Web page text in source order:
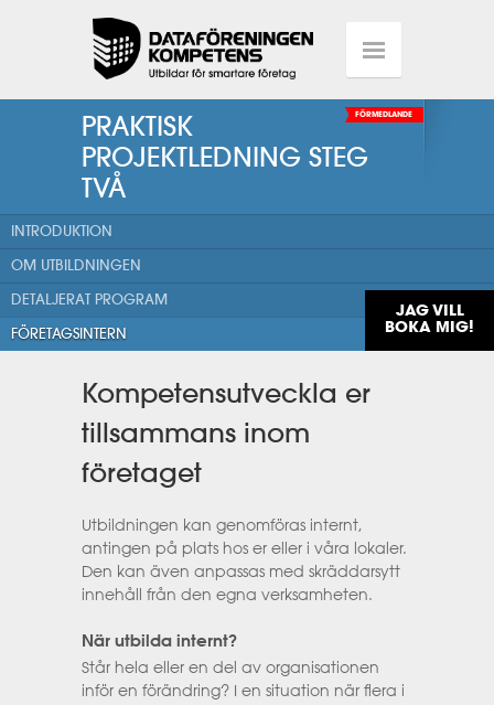
PRAKTISK
PROJEKTLEDNING STEG
TVÅ
FÖRMEDLANDE
INTRODUKTION
OM UTBILDNINGEN
DETALJERAT PROGRAM
FÖRETAGSINTERN
JAG VILL
BOKA MIG!
Kompetensutveckla er
tillsammans inom
företaget
Utbildningen kan genomföras internt,
antingen på plats hos er eller i våra lokaler.
Den kan även anpassas med skräddarsytt
innehåll från den egna verksamheten.
När utbilda internt?
Står hela eller en del av organisationen
inför en förändring? I en situation när flera i